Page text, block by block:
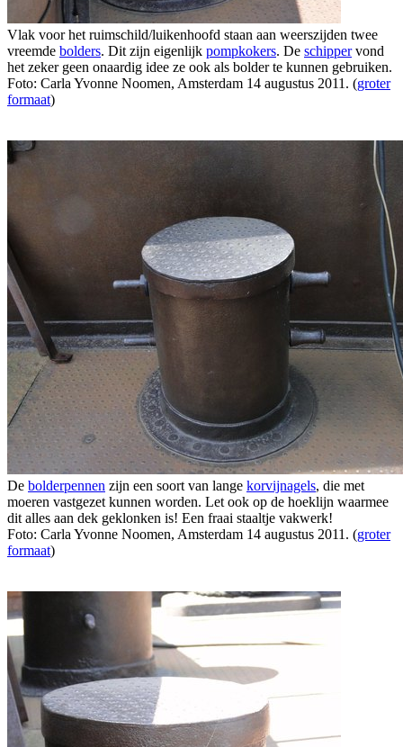
Vlak voor het ruimschild/luikenhoofd staan aan weerszijden twee
vreemde bolders. Dit zijn eigenlijk pompkokers. De schippervond
het zeker geen onaardig idee ze ook als bolder te kunnen gebruiken.
Foto: Carla Yvonne Noomen, Amsterdam 14 augustus 2011. (groter
formaat)
De bolderpennen zijn een soort van lange korvijnagels, die met
moeren vastgezet kunnen worden. Let ook op de hoeklijn waarmee
dit alles aan dek geklonken is! Een fraai staaltje vakwerk!
Foto: Carla Yvonne Noomen, Amsterdam 14 augustus 2011. (groter
formaat)